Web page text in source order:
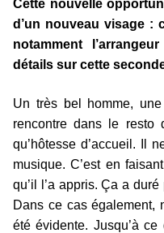
Cette nouvelle
d’un nouveau visage :
notamment
détails sur cette
Un très bel homme,
rencontre dans le resto
qu’hôtesse d’accueil. Il
musique. C’est en
qu’il l’a appris. Ça a
Dans ce cas également,
été évidente. Jusqu’à